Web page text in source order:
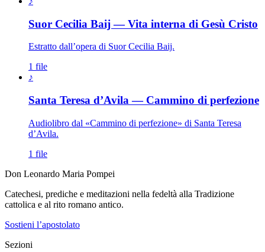
Suor Cecilia Baij — Vita interna di Gesù Cristo
Estratto dall’opera di Suor Cecilia Baij.
1 file
♪
Santa Teresa d’Avila — Cammino di perfezione
Audiolibro dal «Cammino di perfezione» di Santa Teresa
d’Avila.
1 file
Don Leonardo Maria Pompei
Catechesi, prediche e meditazioni nella fedeltà alla Tradizione
cattolica e al rito romano antico.
Sostieni l’apostolato
Sezioni